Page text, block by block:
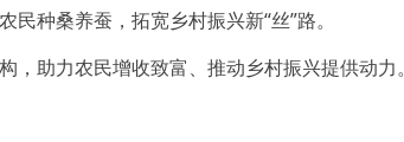
种桑养蚕，拓宽乡村振兴新“丝”路。
助力农民增收致富、推动乡村振兴提供动力。